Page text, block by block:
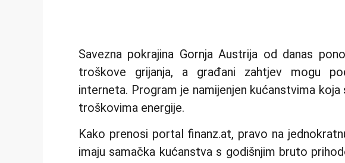
Savezna pokrajina Gornja Austrija od danas
troškove grijanja, a građani zahtjev mogu
interneta. Program je namijenjen kućanstvima
troškovima energije.
Kako prenosi portal finanz.at, pravo na
imaju samačka kućanstva s godišnjim bruto